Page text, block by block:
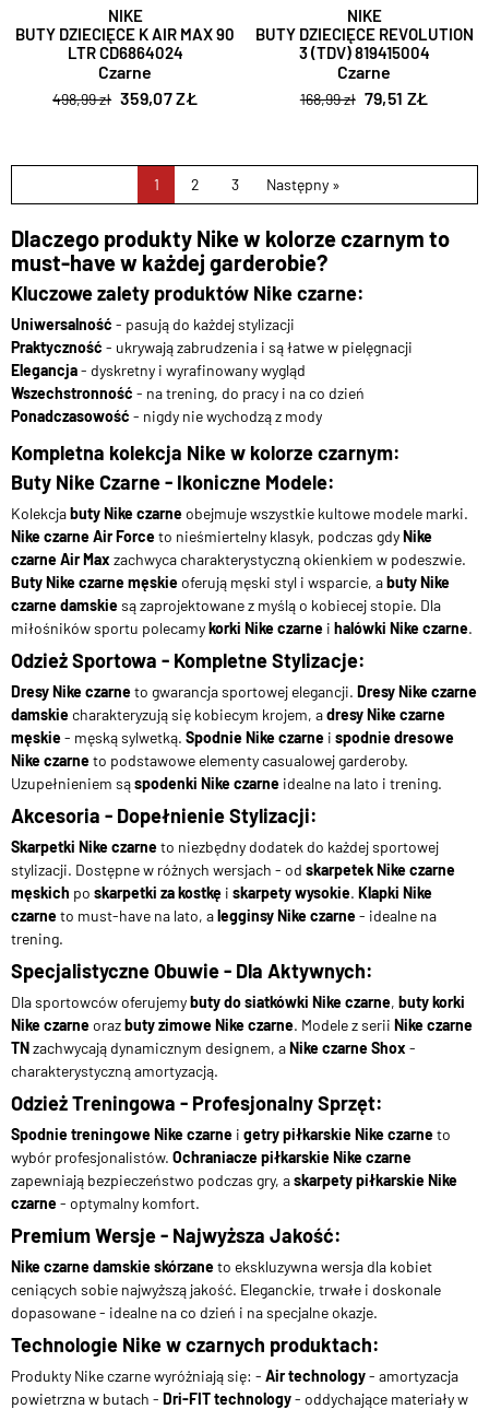
NIKE
BUTY DZIECIĘCE K AIR MAX 90
LTR CD6864024
Czarne
498,99 zł 359,07 ZŁ
NIKE
BUTY DZIECIĘCE REVOLUTION
3 (TDV) 819415004
Czarne
168,99 zł 79,51 ZŁ
1 2 3 Następny »
Dlaczego produkty Nike w kolorze czarnym to
must-have w każdej garderobie?
Kluczowe zalety produktów Nike czarne:
Uniwersalność - pasują do każdej stylizacji
Praktyczność - ukrywają zabrudzenia i są łatwe w pielęgnacji
Elegancja- dyskretny i wyrafinowany wygląd
Wszechstronność - na trening, do pracy i na co dzień
Ponadczasowość - nigdy nie wychodzą z mody
Kompletna kolekcja Nike w kolorze czarnym:
Buty Nike Czarne - Ikoniczne Modele:
Kolekcjabuty Nike czarneobejmuje wszystkie kultowe modele marki.
Nike czarne Air Forceto nieśmiertelny klasyk, podczas gdyNike
czarne Air Max zachwyca charakterystyczną okienkiem w podeszwie.
Buty Nike czarne męskieoferują męski styl i wsparcie, abuty Nike
czarne damskiesą zaprojektowane z myślą o kobiecej stopie. Dla
miłośników sportu polecamykorki Nike czarne i halówki Nike czarne.
Odzież Sportowa - Kompletne Stylizacje:
Dresy Nike czarneto gwarancja sportowej elegancji. Dresy Nike czarne
damskiecharakteryzują się kobiecym krojem, adresy Nike czarne
męskie- męską sylwetką. Spodnie Nike czarne i spodnie dresowe
Nike czarneto podstawowe elementy casualowej garderoby.
Uzupełnieniem sąspodenki Nike czarne idealne na lato i trening.
Akcesoria - Dopełnienie Stylizacji:
Skarpetki Nike czarneto niezbędny dodatek do każdej sportowej
stylizacji. Dostępne w różnych wersjach - od skarpetek Nike czarne
męskich po skarpetki za kostkę i skarpety wysokie. Klapki Nike
czarneto must-have na lato, alegginsy Nike czarne- idealne na
trening.
Specjalistyczne Obuwie - Dla Aktywnych:
Dla sportowców oferujemybuty do siatkówki Nike czarne, buty korki
Nike czarneorazbuty zimowe Nike czarne. Modele z serii Nike czarne
TNzachwycają dynamicznym designem, aNike czarne Shox -
charakterystyczną amortyzacją.
Odzież Treningowa - Profesjonalny Sprzęt:
Spodnie treningowe Nike czarne i getry piłkarskie Nike czarneto
wybór profesjonalistów. Ochraniacze piłkarskie Nike czarne
zapewniają bezpieczeństwo podczas gry, askarpety piłkarskie Nike
czarne- optymalny komfort.
Premium Wersje - Najwyższa Jakość:
Nike czarne damskie skórzaneto ekskluzywna wersja dla kobiet
ceniących sobie najwyższą jakość. Eleganckie, trwałe i doskonale
dopasowane - idealne na co dzień i na specjalne okazje.
Technologie Nike w czarnych produktach:
Produkty Nike czarne wyróżniają się: - Air technology- amortyzacja
powietrzna w butach - Dri-FIT technology- oddychające materiały w